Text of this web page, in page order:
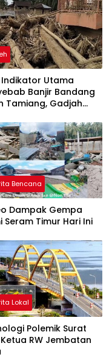
Indikator Utama
Banjir Bandang
Tamiang, Gadjah
Bencana
Dampak Gempa
Seram Timur Hari Ini
Lokal
Polemik Surat
Ketua RW Jembatan